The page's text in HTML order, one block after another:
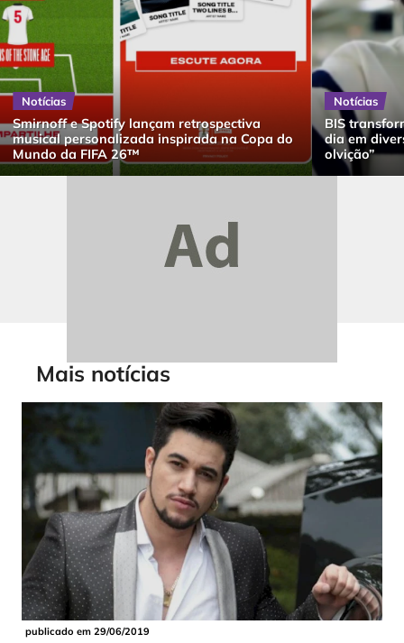
Notícias
Smirnoff e Spotify lançam retrospectiva
musical personalizada inspirada na Copa do
Mundo da FIFA 26™
Notícias
BIS
dia em
olvição”
Mais notícias
publicado em 29/06/2019